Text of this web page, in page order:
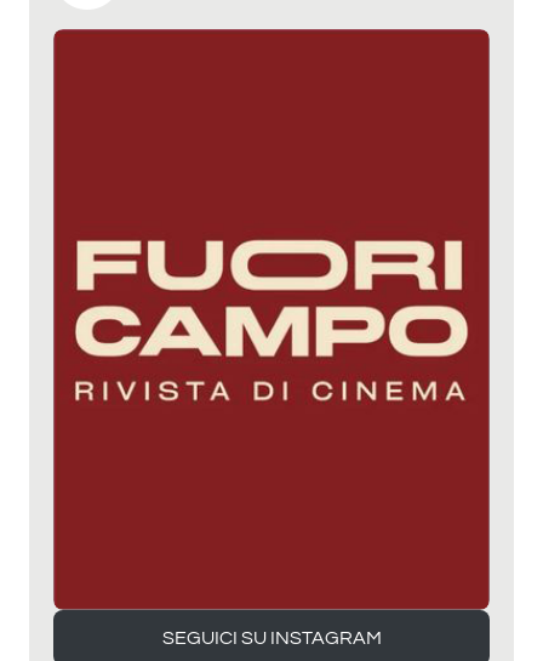
SEGUICI SU INSTAGRAM